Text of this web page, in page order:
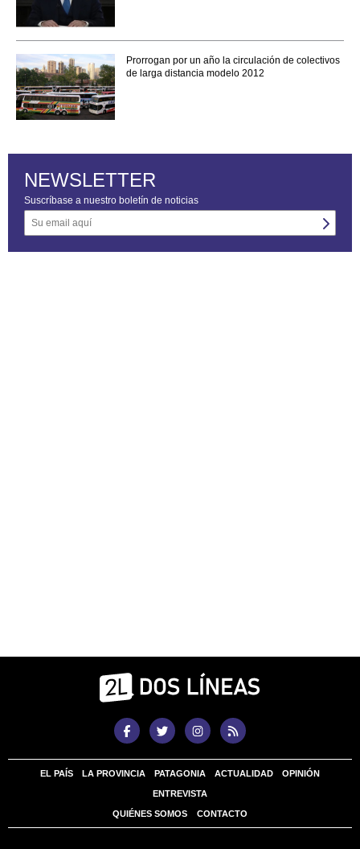
Prorrogan por un año la circulación de colectivos
de larga distancia modelo 2012
NEWSLETTER
Suscríbase a nuestro boletín de noticias
EL PAÍS LA PROVINCIA PATAGONIA ACTUALIDAD OPINIÓN
ENTREVISTA
QUIÉNES SOMOS CONTACTO